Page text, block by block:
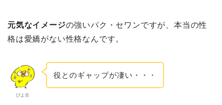
元気なイメージの強いパク・セワンですが、本当の性
格は愛嬌がない性格なんです。
ぴよ吉
役とのギャップが凄い・・・